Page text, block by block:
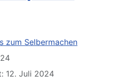
zum Selbermachen
12. Juli 2024